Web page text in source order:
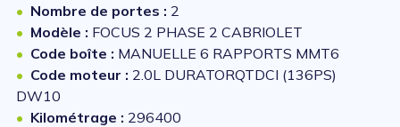
Nombre de portes : 2
Modèle : FOCUS 2 PHASE 2 CABRIOLET
Code boîte : MANUELLE 6 RAPPORTS MMT6
Code moteur : 2.0L DURATORQTDCI (136PS)
DW10
Kilométrage : 296400